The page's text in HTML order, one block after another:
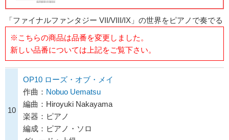
「ファイナルファンタジー VII/VIII/IX」の世界をピアノで奏でる
※こちらの商品は品番を変更しました。
新しい品番については上記をご覧下さい。
10
OP10 ローズ・オブ・メイ
作曲： Nobuo Uematsu
編曲：Hiroyuki Nakayama
楽器：ピアノ
編成：ピアノ・ソロ